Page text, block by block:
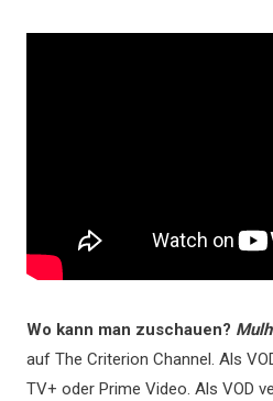
Wo kann man zuschauen?
auf The Criterion Channel. Als
TV+ oder Prime Video. Als VOD